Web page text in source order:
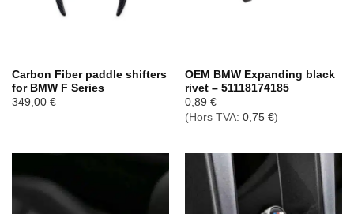
Carbon Fiber paddle shifters
for BMW F Series
349,00 €
OEM BMW Expanding black
rivet – 51118174185
0,89 €
(Hors TVA: 0,75 €)